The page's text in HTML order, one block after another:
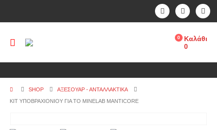
0
Καλάθι
0
SHOP
ΑΞΕΣΟΥΑΡ - ΑΝΤΑΛΛΑΚΤΙΚΑ
ΚΙΤ ΥΠΟΒΡΑΧΙΟΝΙΟΥ ΓΙΑ ΤΟ MINELAB MANTICORE